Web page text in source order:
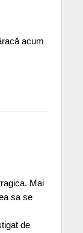
acum
Mai
sa se
de